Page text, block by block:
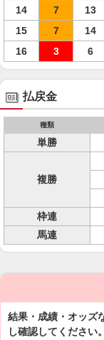
14
7 13
15
7 14
16
3 6
払戻金
種類
単勝
複勝
枠連
馬連
結果・成績・オッズ
し確認してください。